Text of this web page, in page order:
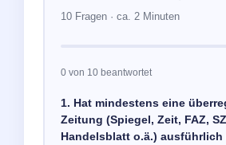
10 Fragen · ca. 2 Minuten
0 von 10 beantwortet
1. Hat mindestens eine
Zeitung (Spiegel, Zeit, FAZ,
Handelsblatt o.ä.) ausführlich